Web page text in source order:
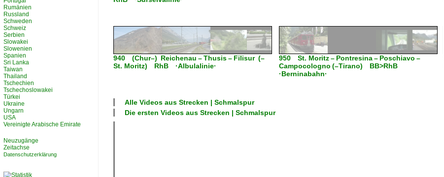
940 (Chur–) Reichenau – Thusis – Filisur (–
St. Moritz) RhB ·Albulalinie·
950 St. Moritz – Pontresina – Poschiavo –
Campocologno (–Tirano) BB>RhB
·Berninabahn·
Alle Videos aus Strecken | Schmalspur
Die ersten Videos aus Strecken | Schmalspur
Rumänien
Russland
Schweden
Schweiz
Serbien
Slowakei
Slowenien
Spanien
Sri Lanka
Taiwan
Thailand
Tschechien
Tschechoslowakei
Türkei
Ukraine
Ungarn
USA
Vereinigte Arabische Emirate
Neuzugänge
Zeitachse
Datenschutzerklärung